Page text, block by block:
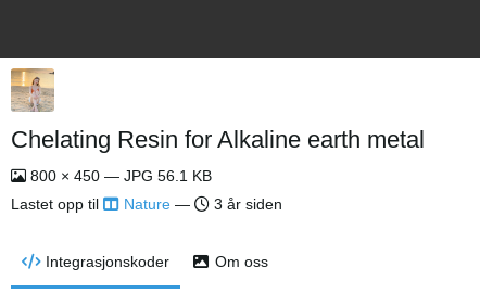
Chelating Resin for Alkaline earth metal
800 × 450 — JPG 56.1 KB
Lastet opp til
Nature — 3 år siden
Integrasjonskoder Om oss